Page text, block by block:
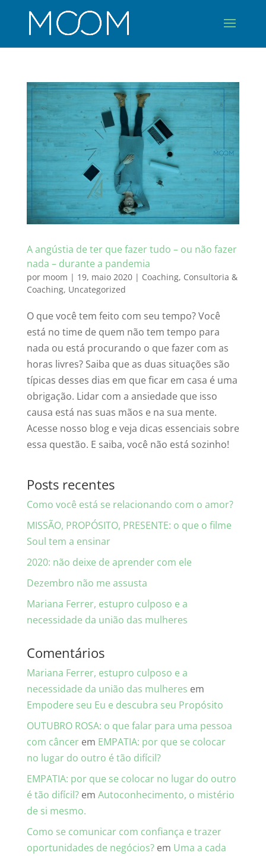
A angústia de ter que fazer tudo – ou não fazer
nada – durante a pandemia
por moom | 19, maio 2020| Coaching, Consultoria &
Coaching, Uncategorized
O que você tem feito com seu tempo? Você
está no time de quem não tem tempo para
nada ou está procurando o que fazer com as
horas livres? Saiba que as duas situações são
típicas desses dias em que ficar em casa é uma
obrigação. Lidar com a ansiedade que isso
causa está nas suas mãos e na sua mente.
Acesse nosso blog e veja dicas essenciais sobre
essa questão. E saiba, você não está sozinho!
Posts recentes
Como você está se relacionando com o amor?
MISSÃO, PROPÓSITO, PRESENTE: o que o filme
Soul tem a ensinar
2020: não deixe de aprender com ele
Dezembro não me assusta
Mariana Ferrer, estupro culposo e a
necessidade da união das mulheres
Comentários
Mariana Ferrer, estupro culposo e a
necessidade da união das mulheres em
Empodere seu Eu e descubra seu Propósito
OUTUBRO ROSA: o que falar para uma pessoa
com câncerem EMPATIA: por que se colocar
no lugar do outro é tão difícil?
EMPATIA: por que se colocar no lugar do outro
é tão difícil?em Autoconhecimento, o mistério
de si mesmo.
Como se comunicar com confiança e trazer
oportunidades de negócios?em Uma a cada